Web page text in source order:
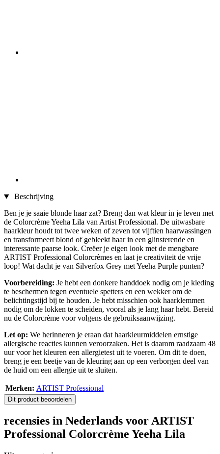
Beschrijving
Ben je je saaie blonde haar zat? Breng dan wat kleur in je leven met
de Colorcrème Yeeha Lila van Artist Professional. De uitwasbare
haarkleur houdt tot twee weken of zeven tot vijftien haarwassingen
en transformeert blond of gebleekt haar in een glinsterende en
interessante paarse look. Creëer je eigen look met de mengbare
ARTIST Professional Colorcrèmes en laat je creativiteit de vrije
loop! Wat dacht je van Silverfox Grey met Yeeha Purple punten?
Voorbereiding: Je hebt een donkere handdoek nodig om je kleding
te beschermen tegen eventuele spetters en een wekker om de
belichtingstijd bij te houden. Je hebt misschien ook haarklemmen
nodig om de lokken te scheiden, vooral als je lang haar hebt. Bereid
nu de Colorcrème voor volgens de gebruiksaanwijzing.
Let op: We herinneren je eraan dat haarkleurmiddelen ernstige
allergische reacties kunnen veroorzaken. Het is daarom raadzaam 48
uur voor het kleuren een allergietest uit te voeren. Om dit te doen,
breng je een beetje van de kleuring aan op een verborgen deel van
de huid om een allergie uit te sluiten.
Merken: ARTIST Professional
Dit product beoordelen
recensies in Nederlands voor ARTIST
Professional Colorcrème Yeeha Lila